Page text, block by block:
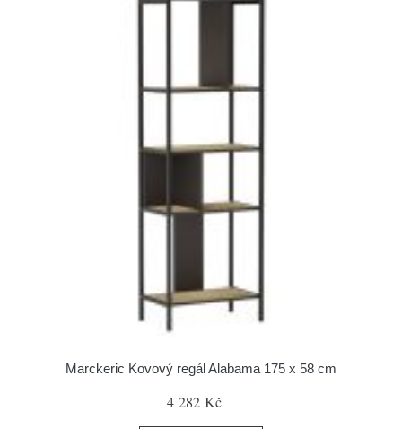
Marckeric Kovový regál Alabama 175 x 58 cm
4 282 Kč